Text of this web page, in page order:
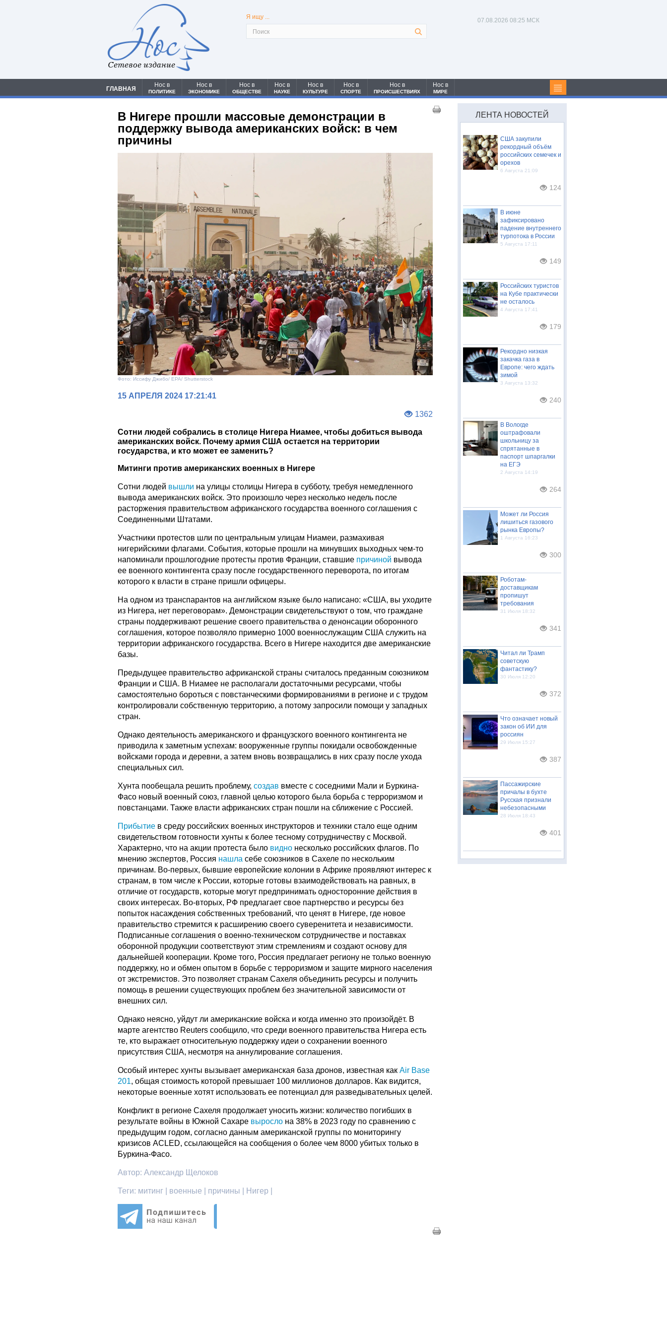
Сетевое издание
Я ищу ... 07.08.2026 08:25 МСК
ГЛАВНАЯ
Нос в
ПОЛИТИКЕ
Нос в
ЭКОНОМИКЕ
Нос в
ОБЩЕСТВЕ
Нос в
НАУКЕ
Нос в
КУЛЬТУРЕ
Нос в
СПОРТЕ
Нос в
ПРОИСШЕСТВИЯХ
Нос в
МИРЕ
В Нигере прошли массовые демонстрации в
поддержку вывода американских войск: в чем
причины
Фото: Иссифу Джибо/ EPA/ Shutterstock
15 АПРЕЛЯ 2024 17:21:41
1362
Сотни людей собрались в столице Нигера Ниамее, чтобы добиться вывода
американских войск. Почему армия США остается на территории
государства, и кто может ее заменить?
Митинги против американских военных в Нигере
Сотни людей вышли на улицы столицы Нигера в субботу, требуя немедленного
вывода американских войск. Это произошло через несколько недель после
расторжения правительством африканского государства военного соглашения с
Соединенными Штатами.
Участники протестов шли по центральным улицам Ниамеи, размахивая
нигерийскими флагами. События, которые прошли на минувших выходных чем-то
напоминали прошлогодние протесты против Франции, ставшие причиной вывода
ее военного контингента сразу после государственного переворота, по итогам
которого к власти в стране пришли офицеры.
На одном из транспарантов на английском языке было написано: «США, вы уходите
из Нигера, нет переговорам». Демонстрации свидетельствуют о том, что граждане
страны поддерживают решение своего правительства о денонсации оборонного
соглашения, которое позволяло примерно 1000 военнослужащим США служить на
территории африканского государства. Всего в Нигере находится две американские
базы.
Предыдущее правительство африканской страны считалось преданным союзником
Франции и США. В Ниамее не располагали достаточными ресурсами, чтобы
самостоятельно бороться с повстанческими формированиями в регионе и с трудом
контролировали собственную территорию, а потому запросили помощи у западных
стран.
Однако деятельность американского и французского военного контингента не
приводила к заметным успехам: вооруженные группы покидали освобожденные
войсками города и деревни, а затем вновь возвращались в них сразу после ухода
специальных сил.
Хунта пообещала решить проблему,создав вместе с соседними Мали и Буркина-
Фасо новый военный союз, главной целью которого была борьба с терроризмом и
повстанцами. Также власти африканских стран пошли на сближение с Россией.
Прибытие в среду российских военных инструкторов и техники стало еще одним
свидетельством готовности хунты к более тесному сотрудничеству с Москвой.
Характерно, что на акции протеста было видно несколько российских флагов. По
мнению экспертов, Россия нашла себе союзников в Сахеле по нескольким
причинам. Во-первых, бывшие европейские колонии в Африке проявляют интерес к
странам, в том числе к России, которые готовы взаимодействовать на равных, в
отличие от государств, которые могут предпринимать односторонние действия в
своих интересах. Во-вторых, РФ предлагает свое партнерство и ресурсы без
попыток насаждения собственных требований, что ценят в Нигере, где новое
правительство стремится к расширению своего суверенитета и независимости.
Подписанные соглашения о военно-техническом сотрудничестве и поставках
оборонной продукции соответствуют этим стремлениям и создают основу для
дальнейшей кооперации. Кроме того, Россия предлагает региону не только военную
поддержку, но и обмен опытом в борьбе с терроризмом и защите мирного населения
от экстремистов. Это позволяет странам Сахеля объединить ресурсы и получить
помощь в решении существующих проблем без значительной зависимости от
внешних сил.
Однако неясно, уйдут ли американские войска и когда именно это произойдёт. В
марте агентство Reuters сообщило, что среди военного правительства Нигера есть
те, кто выражает относительную поддержку идеи о сохранении военного
присутствия США, несмотря на аннулирование соглашения.
Особый интерес хунты вызывает американская база дронов, известная какAir Base
201, общая стоимость которой превышает 100 миллионов долларов. Как видится,
некоторые военные хотят использовать ее потенциал для разведывательных целей.
Конфликт в регионе Сахеля продолжает уносить жизни: количество погибших в
результате войны в Южной Сахаре выросло на 38% в 2023 году по сравнению с
предыдущим годом, согласно данным американской группы по мониторингу
кризисов ACLED, ссылающейся на сообщения о более чем 8000 убитых только в
Буркина-Фасо.
Автор:Александр Щелоков
Теги: митинг | военные | причины | Нигер |
ЛЕНТА НОВОСТЕЙ
США закупили
рекордный объём
российских семечек и
орехов
6 Августа 21:09
124
В июне
зафиксировано
падение внутреннего
турпотока в России
5 Августа 17:11
149
Российских туристов
на Кубе практически
не осталось
4 Августа 17:41
179
Рекордно низкая
закачка газа в
Европе: чего ждать
зимой
3 Августа 13:32
240
В Вологде
оштрафовали
школьницу за
спрятанные в
паспорт шпаргалки
на ЕГЭ
2 Августа 14:19
264
Может ли Россия
лишиться газового
рынка Европы?
1 Августа 16:23
300
Роботам-
доставщикам
пропишут
требования
31 Июля 18:32
341
Читал ли Трамп
советскую
фантастику?
30 Июля 12:20
372
Что означает новый
закон об ИИ для
россиян
29 Июля 15:27
387
Пассажирские
причалы в бухте
Русская признали
небезопасными
28 Июля 18:43
401